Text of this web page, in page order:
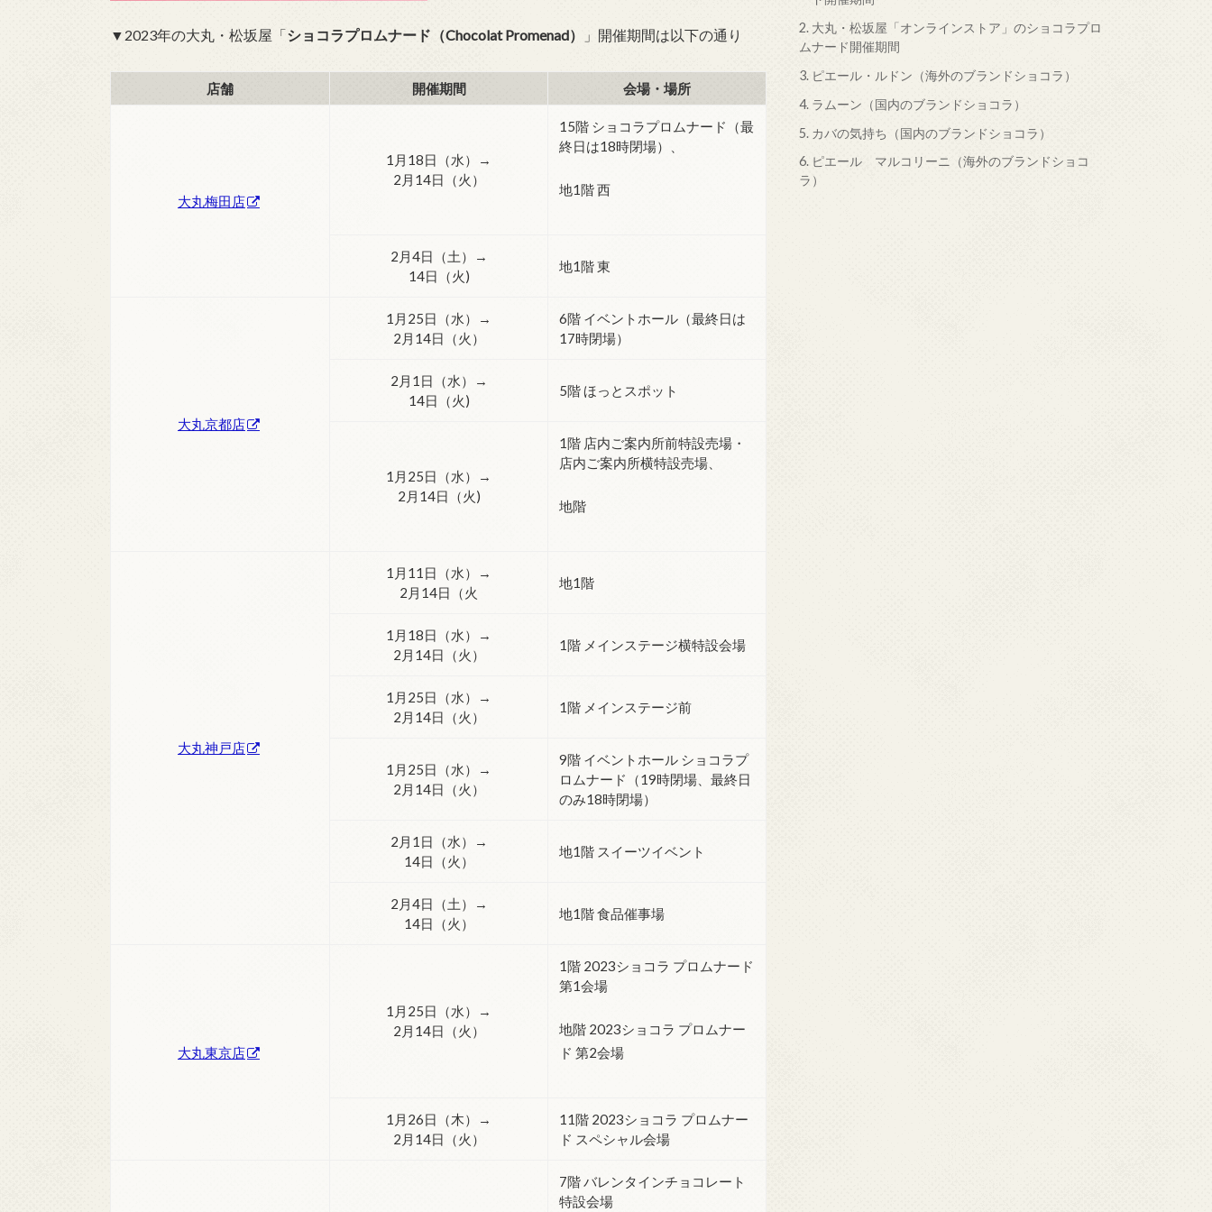
▼2023年の大丸・松坂屋「ショコラプロムナード（Chocolat Promenad） 」開催期間は以下の通り
店舗 開催期間 会場・場所
大丸梅田店
1月18日（水）→
2月14日（火）
15階 ショコラプロムナード（最
終日は18時閉場）、
地1階 西
2月4日（土）→
14日（火)
地1階 東
大丸京都店
1月25日（水）→
2月14日（火）
6階 イベントホール（最終日は
17時閉場）
2月1日（水）→
14日（火)
5階 ほっとスポット
1月25日（水）→
2月14日（火)
1階 店内ご案内所前特設売場・
店内ご案内所横特設売場、
地階
大丸神戸店
1月11日（水）→
2月14日（火
地1階
1月18日（水）→
2月14日（火）
1階 メインステージ横特設会場
1月25日（水）→
2月14日（火）
1階 メインステージ前
1月25日（水）→
2月14日（火）
9階 イベントホール ショコラプ
ロムナード（19時閉場、最終日
のみ18時閉場）
2月1日（水）→
14日（火）
地1階 スイーツイベント
2月4日（土）→
14日（火）
地1階 食品催事場
大丸東京店
1月25日（水）→
2月14日（火）
1階 2023ショコラ プロムナード
第1会場
地階 2023ショコラ プロムナー
ド 第2会場
1月26日（木）→
2月14日（火）
11階 2023ショコラ プロムナー
ド スペシャル会場
7階 バレンタインチョコレート
特設会場
2. 大丸・松坂屋「オンラインストア」のショコラプロ
ムナード開催期間
3. ピエール・ルドン（海外のブランドショコラ）
4. ラムーン（国内のブランドショコラ）
5. カバの気持ち（国内のブランドショコラ）
6. ピエール マルコリーニ（海外のブランドショコ
ラ）